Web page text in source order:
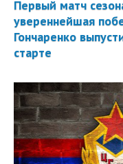
Первый матч
увереннейшая
Гончаренко
старте